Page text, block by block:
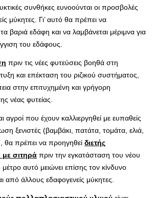
συνθήκες ευνοούνται οι προσβολές
μύκητες. Γι’ αυτό θα πρέπει να
βαριά εδάφη και να λαμβάνεται μέριμνα για
του εδάφους.
πριν τις νέες φυτεύσεις βοηθά στη
και επέκταση του ριζικού συστήματος,
στην επιτυχημένη και γρήγορη
νέας φυτείας.
αγροί που έχουν καλλιεργηθεί με ευπαθείς
ξενιστές (βαμβάκι, πατάτα, τομάτα, ελιά,
θα πρέπει να προηγηθεί διετής
σιτηρά πριν την εγκατάσταση του νέου
αυτό μειώνει επίσης τον κίνδυνο
από άλλους εδαφογενείς μύκητες.